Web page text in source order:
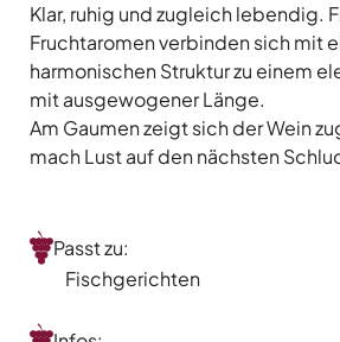
Klar, ruhig und zugleich lebendig.
Fruchtaromen verbinden sich mit
harmonischen Struktur zu einem
mit ausgewogener Länge.
Am Gaumen zeigt sich der Wein
mach Lust auf den nächsten
Passt zu:
Fischgerichten